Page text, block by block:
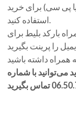
پی سی) برای خرید
استفاده کنید.
بارکد بلیط برای
را پرینت بگیرید
با شماره